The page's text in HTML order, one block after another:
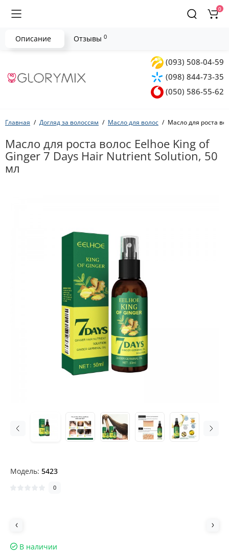
(093) 508-04-59
(098) 844-73-35
(050) 586-55-62
0
Главная Догляд за волоссям Масло для волос Масло для роста
Масло для роста волос Eelhoe King of
Ginger 7 Days Hair Nutrient Solution, 50
мл
Модель: 5423
0
В наличии
Описание Отзывы 0